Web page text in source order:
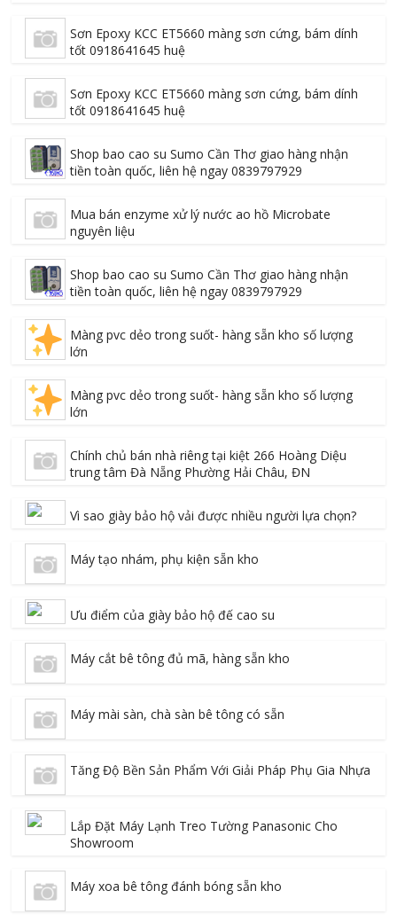
Sơn Epoxy KCC ET5660 màng sơn cứng, bám dính
tốt 0918641645 huệ
Sơn Epoxy KCC ET5660 màng sơn cứng, bám dính
tốt 0918641645 huệ
Shop bao cao su Sumo Cần Thơ giao hàng nhận
tiền toàn quốc, liên hệ ngay 0839797929
Mua bán enzyme xử lý nước ao hồ Microbate
nguyên liệu
Shop bao cao su Sumo Cần Thơ giao hàng nhận
tiền toàn quốc, liên hệ ngay 0839797929
Màng pvc dẻo trong suốt- hàng sẵn kho số lượng
lớn
Màng pvc dẻo trong suốt- hàng sẵn kho số lượng
lớn
Chính chủ bán nhà riêng tại kiệt 266 Hoàng Diệu
trung tâm Đà Nẵng Phường Hải Châu, ĐN
Vì sao giày bảo hộ vải được nhiều người lựa chọn?
Máy tạo nhám, phụ kiện sẵn kho
Ưu điểm của giày bảo hộ đế cao su
Máy cắt bê tông đủ mã, hàng sẵn kho
Máy mài sàn, chà sàn bê tông có sẵn
Tăng Độ Bền Sản Phẩm Với Giải Pháp Phụ Gia Nhựa
Lắp Đặt Máy Lạnh Treo Tường Panasonic Cho
Showroom
Máy xoa bê tông đánh bóng sẵn kho